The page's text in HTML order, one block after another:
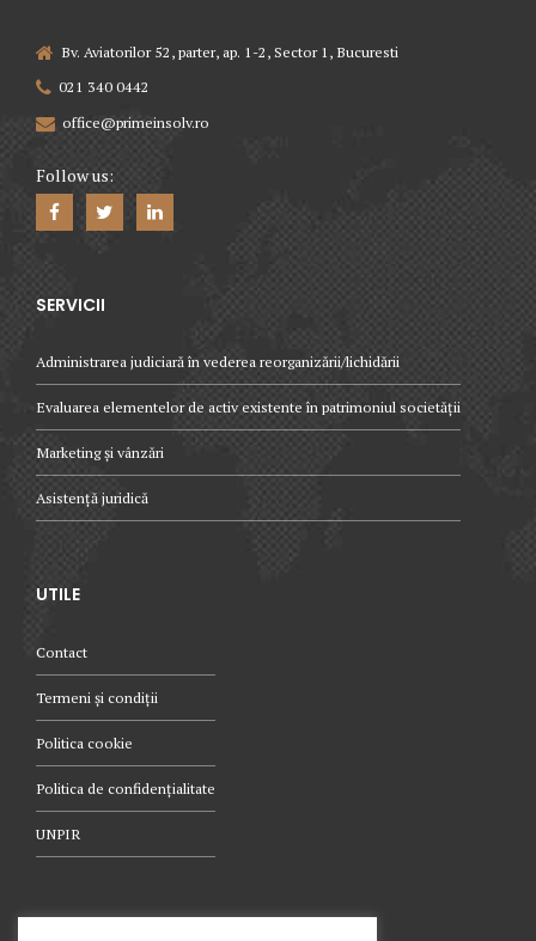
Bv. Aviatorilor 52, parter, ap. 1-2, Sector 1, Bucuresti
021 340 0442
office@primeinsolv.ro
Follow us:
SERVICII
Administrarea judiciară în vederea reorganizării/lichidării
Evaluarea elementelor de activ existente în patrimoniul societății
Marketing și vânzări
Asistență juridică
UTILE
Contact
Termeni și condiții
Politica cookie
Politica de confidențialitate
UNPIR